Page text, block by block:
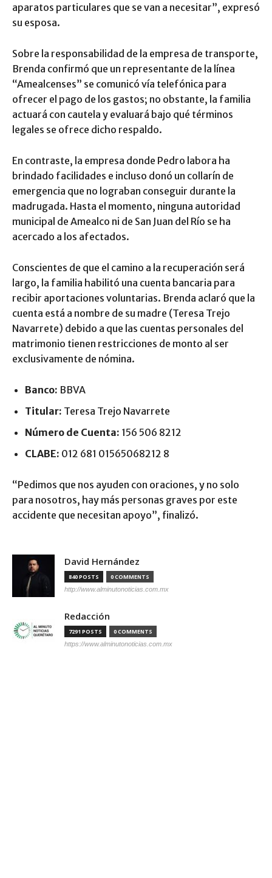
aparatos particulares que se van a necesitar”, expresó
su esposa.
Sobre la responsabilidad de la empresa de transporte,
Brenda confirmó que un representante de la línea
“Amealcenses” se comunicó vía telefónica para
ofrecer el pago de los gastos; no obstante, la familia
actuará con cautela y evaluará bajo qué términos
legales se ofrece dicho respaldo.
En contraste, la empresa donde Pedro labora ha
brindado facilidades e incluso donó un collarín de
emergencia que no lograban conseguir durante la
madrugada. Hasta el momento, ninguna autoridad
municipal de Amealco ni de San Juan del Río se ha
acercado a los afectados.
Conscientes de que el camino a la recuperación será
largo, la familia habilitó una cuenta bancaria para
recibir aportaciones voluntarias. Brenda aclaró que la
cuenta está a nombre de su madre (Teresa Trejo
Navarrete) debido a que las cuentas personales del
matrimonio tienen restricciones de monto al ser
exclusivamente de nómina.
Banco: BBVA
Titular: Teresa Trejo Navarrete
Número de Cuenta: 156 506 8212
CLABE: 012 681 01565068212 8
“Pedimos que nos ayuden con oraciones, y no solo
para nosotros, hay más personas graves por este
accidente que necesitan apoyo”, finalizó.
David Hernández
840 POSTS 0 COMMENTS
http://www.alminutonoticias.com.mx
Redacción
7291 POSTS 0 COMMENTS
https://www.alminutonoticias.com.mx